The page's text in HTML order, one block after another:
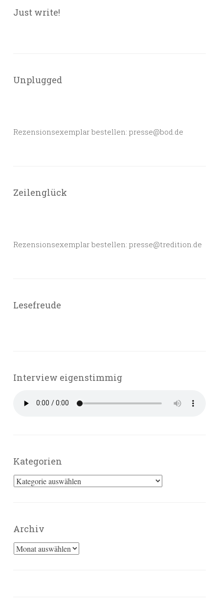
Just write!
Unplugged
Rezensionsexemplar bestellen: presse@bod.de
Zeilenglück
Rezensionsexemplar bestellen: presse@tredition.de
Lesefreude
Interview eigenstimmig
Kategorien
Kategorien
Archiv
Archiv